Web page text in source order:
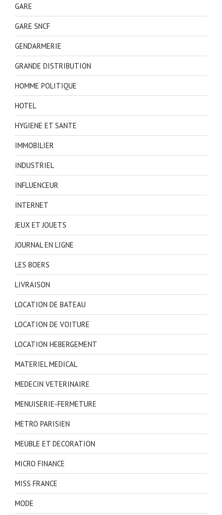
GARE
GARE SNCF
GENDARMERIE
GRANDE DISTRIBUTION
HOMME POLITIQUE
HOTEL
HYGIENE ET SANTE
IMMOBILIER
INDUSTRIEL
INFLUENCEUR
INTERNET
JEUX ET JOUETS
JOURNAL EN LIGNE
LES BOERS
LIVRAISON
LOCATION DE BATEAU
LOCATION DE VOITURE
LOCATION HEBERGEMENT
MATERIEL MEDICAL
MEDECIN VETERINAIRE
MENUISERIE-FERMETURE
METRO PARISIEN
MEUBLE ET DECORATION
MICRO FINANCE
MISS FRANCE
MODE